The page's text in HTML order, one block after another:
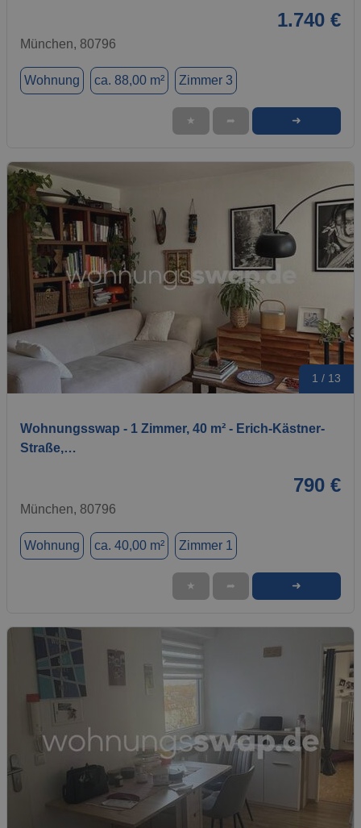
1.740 €
München, 80796
Wohnung ca. 88,00 m² Zimmer 3
★ ➦ ➜
1 / 13
Wohnungsswap - 1 Zimmer, 40 m² - Erich-Kästner-
Straße,…
790 €
München, 80796
Wohnung ca. 40,00 m² Zimmer 1
★ ➦ ➜